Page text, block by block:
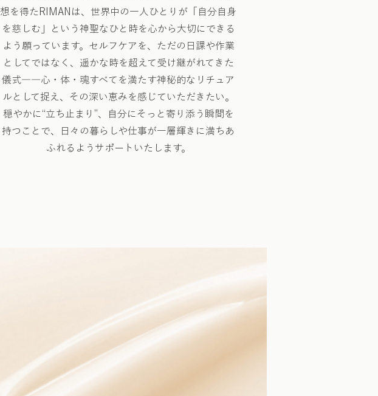
想を得たRIMANは、世界中の一人ひとりが「自分自身
を慈しむ」という神聖なひと時を心から大切にできる
よう願っています。セルフケアを、ただの日課や作業
としてではなく、遥かな時を超えて受け継がれてきた
儀式――心・体・魂すべてを満たす神秘的なリチュア
ルとして捉え、その深い恵みを感じていただきたい。
穏やかに“立ち止まり”、自分にそっと寄り添う瞬間を
持つことで、日々の暮らしや仕事が一層輝きに満ちあ
ふれるようサポートいたします。